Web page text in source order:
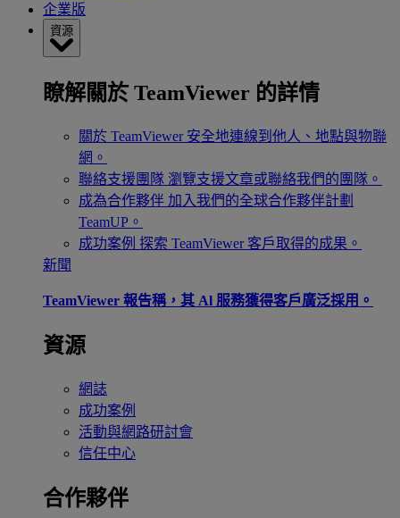
企業版
資源
瞭解關於 TeamViewer 的詳情
關於 TeamViewer 安全地連線到他人、地點與物聯
網。
聯絡支援團隊 瀏覽支援文章或聯絡我們的團隊。
成為合作夥伴 加入我們的全球合作夥伴計劃
TeamUP。
成功案例 探索 TeamViewer 客戶取得的成果。
新聞
TeamViewer 報告稱，其 Al 服務獲得客戶廣泛採用。
資源
網誌
成功案例
活動與網路研討會
信任中心
合作夥伴